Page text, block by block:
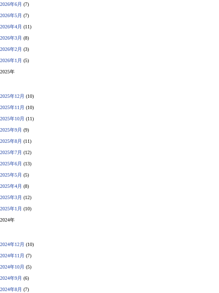
2026年6月 (7)
2026年5月 (7)
2026年4月 (11)
2026年3月 (8)
2026年2月 (3)
2026年1月 (5)
2025年
2025年12月 (10)
2025年11月 (10)
2025年10月 (11)
2025年9月 (9)
2025年8月 (11)
2025年7月 (12)
2025年6月 (13)
2025年5月 (5)
2025年4月 (8)
2025年3月 (12)
2025年1月 (10)
2024年
2024年12月 (10)
2024年11月 (7)
2024年10月 (5)
2024年9月 (6)
2024年8月 (7)